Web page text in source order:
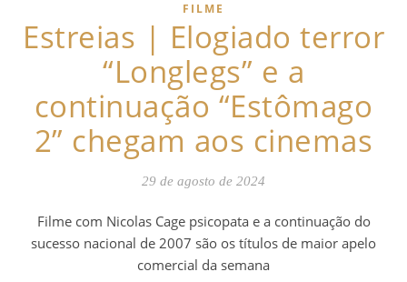
FILME
Estreias | Elogiado terror
“Longlegs” e a
continuação “Estômago
2” chegam aos cinemas
29 de agosto de 2024
Filme com Nicolas Cage psicopata e a continuação do
sucesso nacional de 2007 são os títulos de maior apelo
comercial da semana